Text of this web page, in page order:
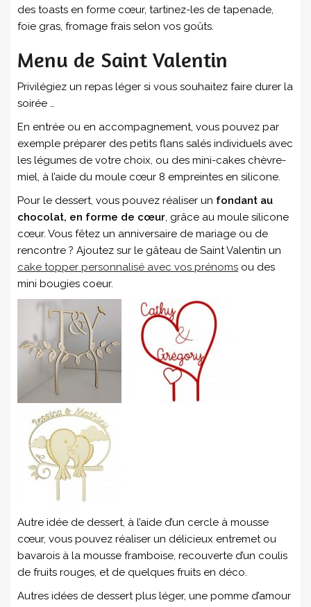
des toasts en forme cœur, tartinez-les de tapenade,
foie gras, fromage frais selon vos goûts.
Menu de Saint Valentin
Privilégiez un repas léger si vous souhaitez faire durer la
soirée …
En entrée ou en accompagnement, vous pouvez par
exemple préparer des petits flans salés individuels avec
les légumes de votre choix, ou des mini-cakes chèvre-
miel, à l’aide du moule cœur 8 empreintes en silicone.
Pour le dessert, vous pouvez réaliser un fondant au
chocolat, en forme de cœur, grâce au moule silicone
cœur. Vous fêtez un anniversaire de mariage ou de
rencontre ? Ajoutez sur le gâteau de Saint Valentin un
cake topper personnalisé avec vos prénoms ou des
mini bougies coeur.
Autre idée de dessert, à l’aide d’un cercle à mousse
cœur, vous pouvez réaliser un délicieux entremet ou
bavarois à la mousse framboise, recouverte d’un coulis
de fruits rouges, et de quelques fruits en déco.
Autres idées de dessert plus léger, une pomme d’amour